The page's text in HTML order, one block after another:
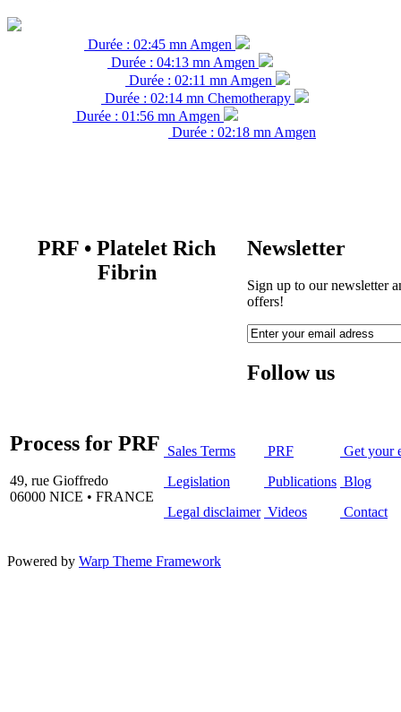
Durée : 02:45 mn Amgen
Durée : 04:13 mn Amgen
Durée : 02:11 mn Amgen
Durée : 02:14 mn Chemotherapy
Durée : 01:56 mn Amgen
Durée : 02:18 mn Amgen
PRF • Platelet Rich
Fibrin
Newsletter
Sign up to our newsletter
offers!
Follow us
Process for PRF
49, rue Gioffredo
06000 NICE • FRANCE
Sales Terms
Legislation
Legal disclaimer
PRF
Publications
Videos
Get your
Blog
Contact
Powered by Warp Theme Framework